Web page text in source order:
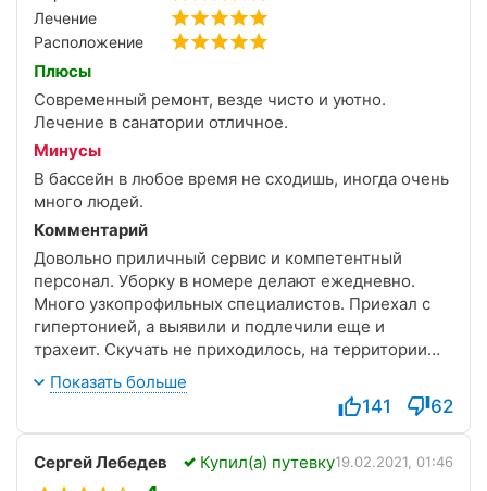
Лечение
Расположение
Плюсы
Современный ремонт, везде чисто и уютно.
Лечение в санатории отличное.
Минусы
В бассейн в любое время не сходишь, иногда очень
много людей.
Комментарий
Довольно приличный сервис и компетентный
персонал. Уборку в номере делают ежедневно.
Много узкопрофильных специалистов. Приехал с
гипертонией, а выявили и подлечили еще и
трахеит. Скучать не приходилось, на территории
есть даже боулинг, ездил на экскурсии в горы. Одни
позитивные воспоминания.
Показать больше
141 62
Сергей Лебедев Купил(а) путевку19.02.2021, 01:46